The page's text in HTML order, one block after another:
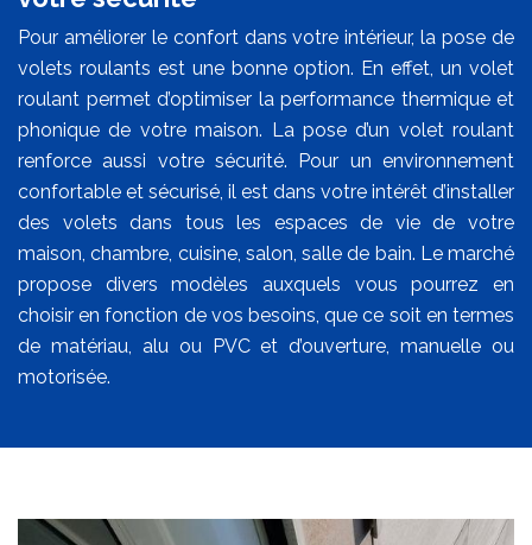
Pour améliorer le confort dans votre intérieur, la pose de
volets roulants est une bonne option. En effet, un volet
roulant permet d’optimiser la performance thermique et
phonique de votre maison. La pose d’un volet roulant
renforce aussi votre sécurité. Pour un environnement
confortable et sécurisé, il est dans votre intérêt d’installer
des volets dans tous les espaces de vie de votre
maison, chambre, cuisine, salon, salle de bain. Le marché
propose divers modèles auxquels vous pourrez en
choisir en fonction de vos besoins, que ce soit en termes
de matériau, alu ou PVC et d’ouverture, manuelle ou
motorisée.